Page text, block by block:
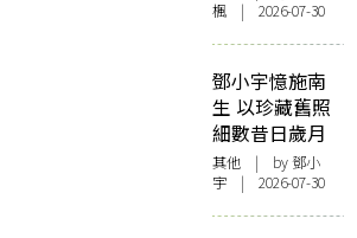
楓 | 2026-07-30
鄧小宇憶施南
生 以珍藏舊照
細數昔日歲月
其他 | by 鄧小
宇 | 2026-07-30